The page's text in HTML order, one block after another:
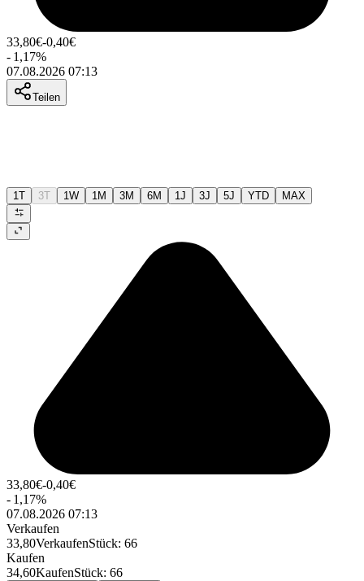
33,80€-0,40€
- 1,17%
07.08.2026 07:13
Teilen
1T 3T 1W 1M 3M 6M 1J 3J 5J YTD MAX
33,80€-0,40€
- 1,17%
07.08.2026 07:13
Verkaufen
33,80VerkaufenStück: 66
Kaufen
34,60KaufenStück: 66